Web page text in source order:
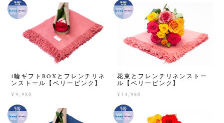
1輪ギフトBOXとフレンチリネ
ンストール【ベリーピンク】
¥9,980
花束とフレンチリネンストー
ル【ベリーピンク】
¥14,980